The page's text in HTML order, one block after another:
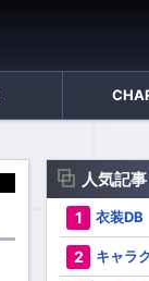
人気記事
衣装DB
キャラ